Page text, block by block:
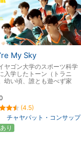
My Sky
ヤゴン大学のスポーツ科学
入学したトーン（トラニ
幼い頃、誰とも遊べず家
(4.5)
チャヤパット・コンサップ
り